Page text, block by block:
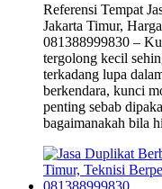
Referensi Tempat
Jakarta Timur,
081388999830 –
tergolong kecil
terkadang lupa
berkendara, kunci
penting sebab
bagaimanakah bila